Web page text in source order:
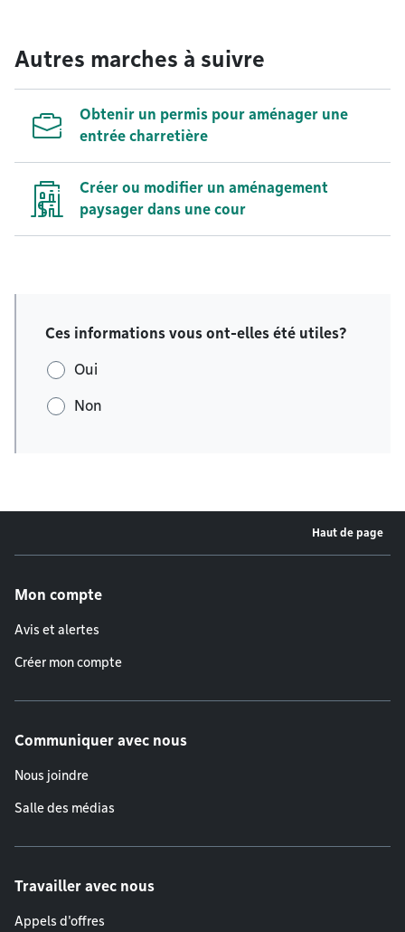
Autres marches à suivre
Obtenir un permis pour aménager une
entrée charretière
Créer ou modifier un aménagement
paysager dans une cour
Ces informations vous ont-elles été utiles?
Oui
Non
Haut de page
Mon compte
Avis et alertes
Créer mon compte
Communiquer avec nous
Nous joindre
Salle des médias
Travailler avec nous
Appels d'offres